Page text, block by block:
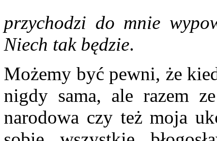
przychodzi do mnie
Niech tak będzie.
Możemy być pewni, że
nigdy sama, ale razem
narodowa czy też moja